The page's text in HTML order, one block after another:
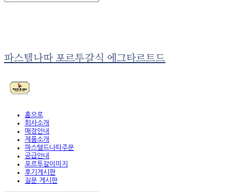
파스텔나따 포르투갈식 에그타르트드
홈으로
회사소개
매장안내
제품소개
파스텔드나따주문
공급안내
포르투갈이미지
후기게시판
질문 게시판